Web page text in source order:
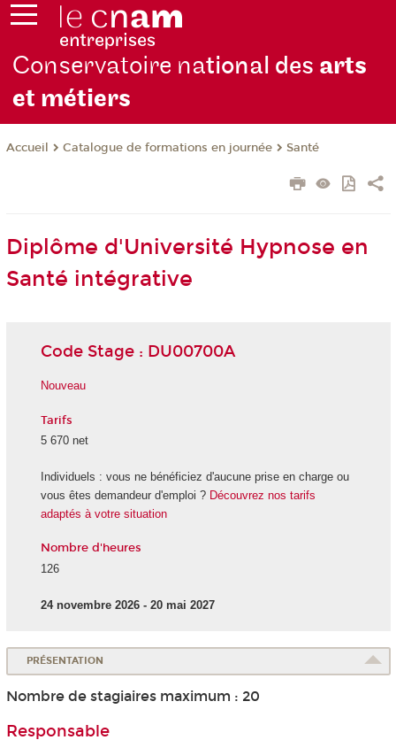
Conservatoire national des arts
et métiers
Accueil Catalogue de formations en journée Santé
Diplôme d'Université Hypnose en
Santé intégrative
Code Stage : DU00700A
Nouveau
Tarifs
5 670 net
Individuels : vous ne bénéficiez d'aucune prise en charge ou
vous êtes demandeur d'emploi ? Découvrez nos tarifs
adaptés à votre situation
Nombre d'heures
126
24 novembre 2026 - 20 mai 2027
PRÉSENTATION
Nombre de stagiaires maximum : 20
Responsable